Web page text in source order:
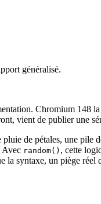
généralisé.
Chromium 148
vient de publier une
de pétales, une pile
Avec random() , cette
syntaxe, un piège